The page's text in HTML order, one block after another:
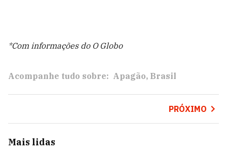
*Com informações do O Globo
Acompanhe tudo sobre: Apagão Brasil
PRÓXIMO
Mais lidas